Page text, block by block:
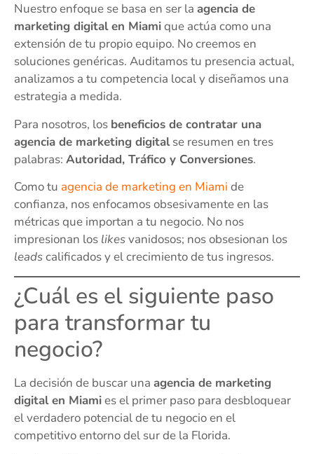
Nuestro enfoque se basa en ser la agencia de
marketing digital en Miamique actúa como una
extensión de tu propio equipo. No creemos en
soluciones genéricas. Auditamos tu presencia actual,
analizamos a tu competencia local y diseñamos una
estrategia a medida.
Para nosotros, los beneficios de contratar una
agencia de marketing digitalse resumen en tres
palabras: Autoridad, Tráfico y Conversiones.
Como tu agencia de marketing en Miami de
confianza, nos enfocamos obsesivamente en las
métricas que importan a tu negocio. No nos
impresionan los likesvanidosos; nos obsesionan los
leadscalificados y el crecimiento de tus ingresos.
¿Cuál es el siguiente paso
para transformar tu
negocio?
La decisión de buscar una agencia de marketing
digital en Miamies el primer paso para desbloquear
el verdadero potencial de tu negocio en el
competitivo entorno del sur de la Florida.